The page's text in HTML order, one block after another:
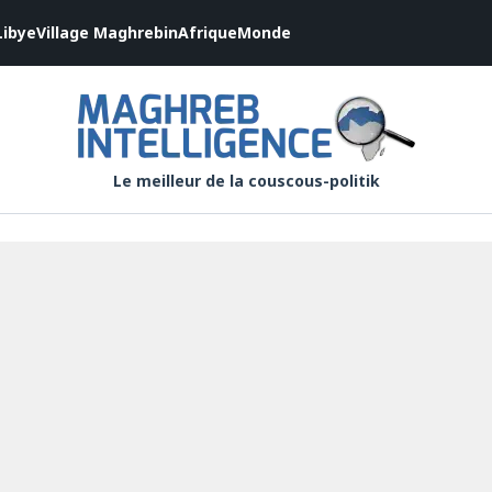
Village MaghrebinAfriqueMonde
Le meilleur de la couscous-politik